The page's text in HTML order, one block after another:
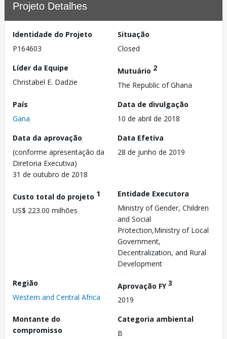
Projeto Detalhes
Identidade do Projeto
P164603
Situação
Closed
Líder da Equipe
Christabel E. Dadzie
Mutuário 2
The Republic of Ghana
País
Gana
Data de divulgação
10 de abril de 2018
Data da aprovação
(conforme apresentação da
Diretoria Executiva)
31 de outubro de 2018
Data Efetiva
28 de junho de 2019
Custo total do projeto 1
US$ 223.00 milhões
Entidade Executora
Ministry of Gender, Children
and Social
Protection,Ministry of Local
Government,
Decentralization, and Rural
Development
Região
Western and Central Africa
Aprovação FY3
2019
Montante do
compromisso
Categoria ambiental
B